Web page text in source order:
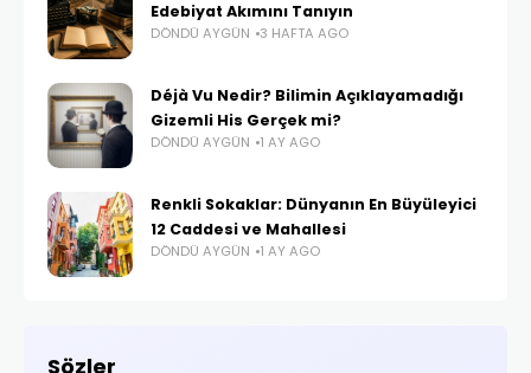
Edebiyat Akımını Tanıyın
DÖNDÜ AYGÜN 3 HAFTA AGO
Déjà Vu Nedir? Bilimin Açıklayamadığı
Gizemli His Gerçek mi?
DÖNDÜ AYGÜN 1 AY AGO
Renkli Sokaklar: Dünyanın En Büyüleyici
12 Caddesi ve Mahallesi
DÖNDÜ AYGÜN 1 AY AGO
Sözler